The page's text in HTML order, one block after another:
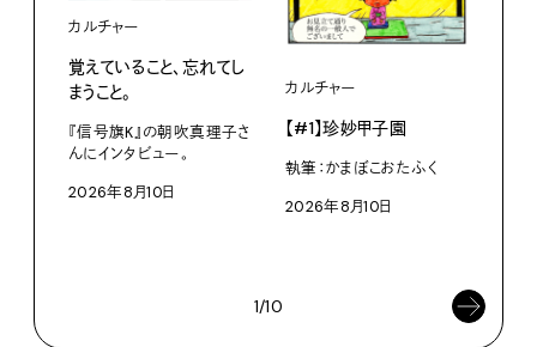
カルチャー
覚えていること、忘れてし
まうこと。
『信号旗K』の朝吹真理子さ
んにインタビュー。
2026年8月10日
カルチャー
【#1】珍妙甲子園
執筆：かまぼこおたふく
2026年8月10日
1/10